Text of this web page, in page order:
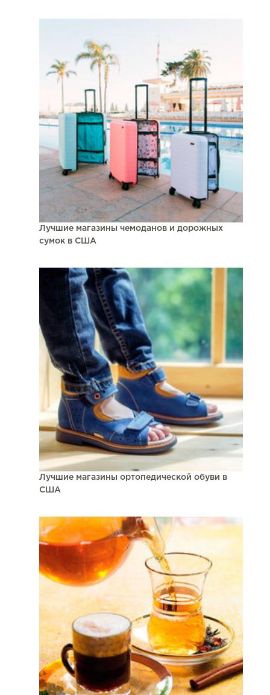
Лучшие магазины чемоданов и дорожных
сумок в США
Лучшие магазины ортопедической обуви в
США